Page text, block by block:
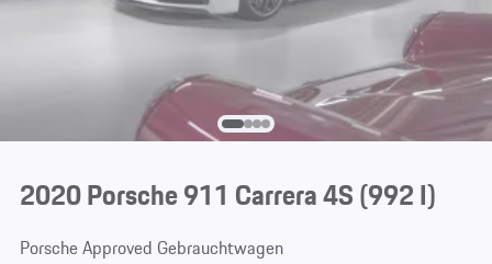
2020 Porsche 911 Carrera 4S(992 I)
Porsche Approved Gebrauchtwagen